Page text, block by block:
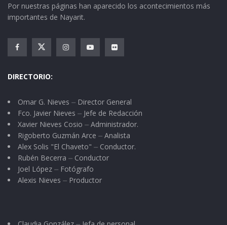
Por nuestras páginas han aparecido los acontecimientos más
importantes de Nayarit.
DIRECTORIO:
Omar G. Nieves ⏤ Director General
Fco. Javier Nieves ⏤ Jefe de Redacción
Xavier Nieves Cosio ⏤ Administrador.
Rigoberto Guzmán Arce ⏤ Analista
Alex Solis "El Chaveto" ⏤ Conductor.
Rubén Becerra ⏤ Conductor
Joel López ⏤ Fotógrafo
Alexis Nieves ⏤ Productor